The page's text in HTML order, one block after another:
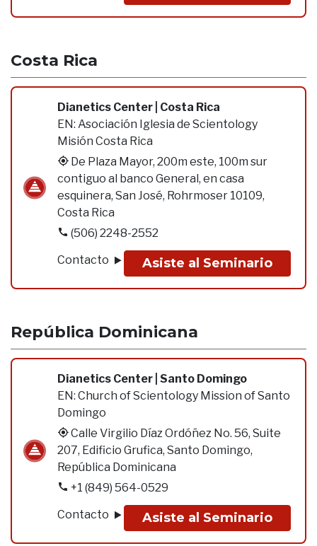
Costa Rica
Dianetics Center | Costa Rica
EN: Asociación Iglesia de Scientology
Misión Costa Rica
De Plaza Mayor, 200m este, 100m sur
contiguo al banco General, en casa
esquinera, San José, Rohrmoser 10109,
Costa Rica
(506) 2248-2552
Contacto
Asiste al Seminario
República Dominicana
Dianetics Center | Santo Domingo
EN: Church of Scientology Mission of Santo
Domingo
Calle Virgilio Díaz Ordóñez No. 56, Suite
207, Edificio Grufica, Santo Domingo,
República Dominicana
+1 (849) 564-0529
Contacto
Asiste al Seminario